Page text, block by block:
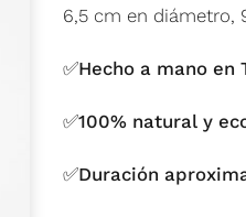
6,5 cm en diámetro,
✅Hecho a mano en
✅100% natural y
✅Duración